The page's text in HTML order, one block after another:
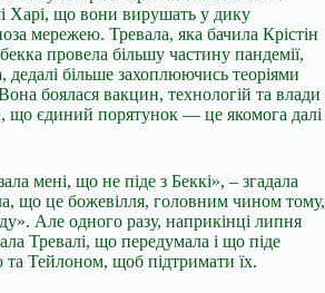
Харі, що вони вирушать у дику
мережею. Тревала, яка бачила Крістін
провела більшу частину пандемії,
більше захоплюючись теоріями
боялася вакцин, технологій та влади
що єдиний порятунок — це якомога далі
мені, що не піде з Беккі», – згадала
що це божевілля, головним чином тому,
Але одного разу, наприкінці липня
Тревалі, що передумала і що піде
та Тейлоном, щоб підтримати їх.